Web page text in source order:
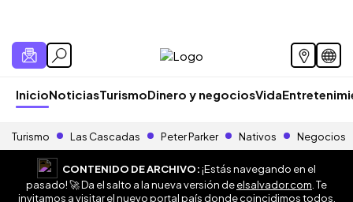
InicioNoticiasTurismoDinero y negociosVida
Turismo Las Cascadas Peter Parker Nativos Negocios
CONTENIDO DE ARCHIVO:¡Estás navegando en el
pasado! 🚀 Da el salto a la nueva versión deelsalvador.com . Te
invitamos a visitar el nuevo portal país donde coincidimos todos.